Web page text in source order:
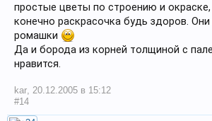
простые цветы по строению и окраске,
конечно раскрасочка будь здоров.
ромашки
Да и борода из корней толщиной с
нравится.
kar, 20.12.2005 в 15:12
#14